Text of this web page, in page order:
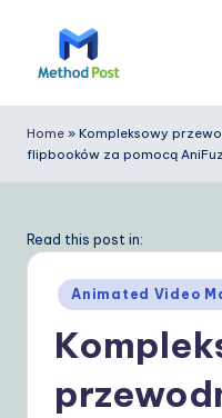
e
t
o
Home » Kompleksowy
flipbooków za pomocą
Read this post in:
Posted
in
Animated Video